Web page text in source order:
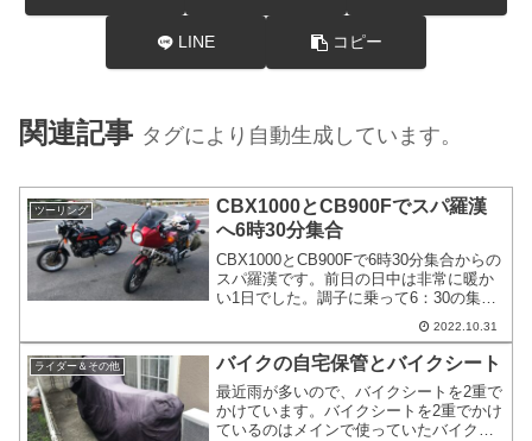
LINE コピー
関連記事 タグにより自動生成しています。
ツーリング
CBX1000とCB900Fでスパ羅漢
へ6時30分集合
CBX1000とCB900Fで6時30分集合からの
スパ羅漢です。前日の日中は非常に暖か
い1日でした。調子に乗って6：30の集合
らバイクの準備をしていたのですが、気
温は2度でした。多分、皆様も前日暖かっ
たので、早目の待ち合わせにしたのでし
ょう。
2022.10.31
ライダー＆その他 バイクの自宅保管とバイクシート
最近雨が多いので、バイクシートを2重で
かけています。バイクシートを2重でかけ
ているのはメインで使っていたバイクシ